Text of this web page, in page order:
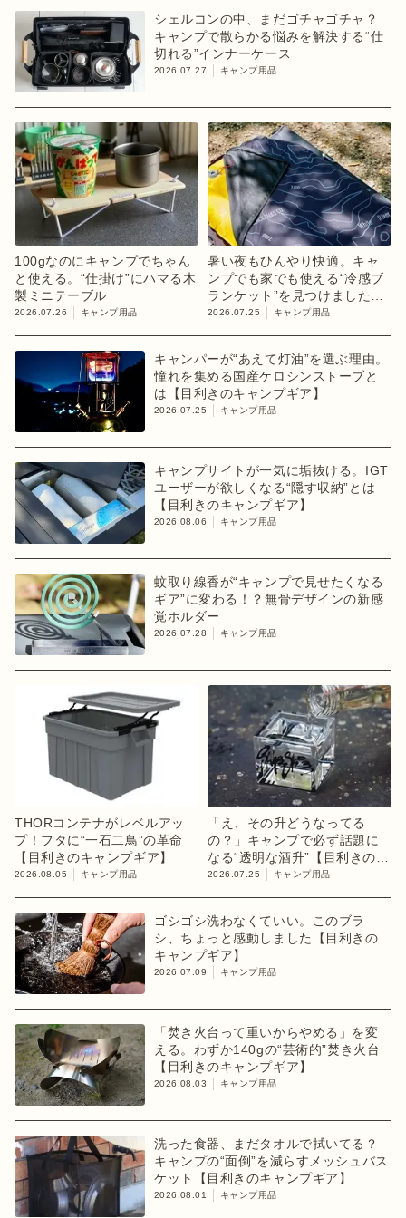
シェルコンの中、まだゴチャゴチャ？
キャンプで散らかる悩みを解決する“仕
切れる”インナーケース
2026.07.27 キャンプ用品
100gなのにキャンプでちゃん
と使える。“仕掛け”にハマる木
製ミニテーブル
2026.07.26 キャンプ用品
暑い夜もひんやり快適。キャ
ンプでも家でも使える“冷感ブ
ランケット”を見つけました
【目利きのキャンプギア】
2026.07.25 キャンプ用品
キャンパーが“あえて灯油”を選ぶ理由。
憧れを集める国産ケロシンストーブと
は【目利きのキャンプギア】
2026.07.25 キャンプ用品
キャンプサイトが一気に垢抜ける。IGT
ユーザーが欲しくなる“隠す収納”とは
【目利きのキャンプギア】
2026.08.06 キャンプ用品
蚊取り線香が“キャンプで見せたくなる
ギア”に変わる！？無骨デザインの新感
覚ホルダー
2026.07.28 キャンプ用品
THORコンテナがレベルアッ
プ！フタに“一石二鳥”の革命
【目利きのキャンプギア】
2026.08.05 キャンプ用品
「え、その升どうなってる
の？」キャンプで必ず話題に
なる“透明な酒升”【目利きのキ
ャンプギア】
2026.07.25 キャンプ用品
ゴシゴシ洗わなくていい。このブラ
シ、ちょっと感動しました【目利きの
キャンプギア】
2026.07.09 キャンプ用品
「焚き火台って重いからやめる」を変
える。わずか140gの“芸術的”焚き火台
【目利きのキャンプギア】
2026.08.03 キャンプ用品
洗った食器、まだタオルで拭いてる？
キャンプの“面倒”を減らすメッシュバス
ケット【目利きのキャンプギア】
2026.08.01 キャンプ用品